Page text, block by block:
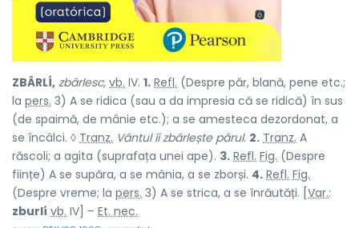
ZBÂRLÍ, zbârlesc, vb. IV. 1. Refl. (Despre păr, blană, pene etc.;
la pers. 3) A se ridica (sau a da impresia că se ridică) în sus
(de spaimă, de mânie etc.); a se amesteca dezordonat, a
se încâlci. ◊ Tranz. Vântul îi zbârlește părul. 2. Tranz. A
răscoli; a agita (suprafața unei ape). 3. Refl. Fig. (Despre
ființe) A se supăra, a se mânia, a se zborși. 4. Refl. Fig.
(Despre vreme; la pers. 3) A se strica, a se înrăutăți. [ Var.:
zburlí vb. IV] – Et. nec.